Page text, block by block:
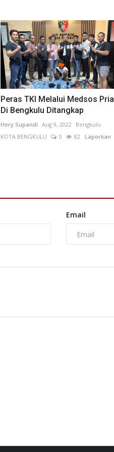
Peras TKI Melalui Medsos Pria
Di Bengkulu Ditangkap
Hery Supandi Aug 9, 2022
Bengkulu
KOTA BENGKULU
0 82 Laporkan
Email
Ekonomi